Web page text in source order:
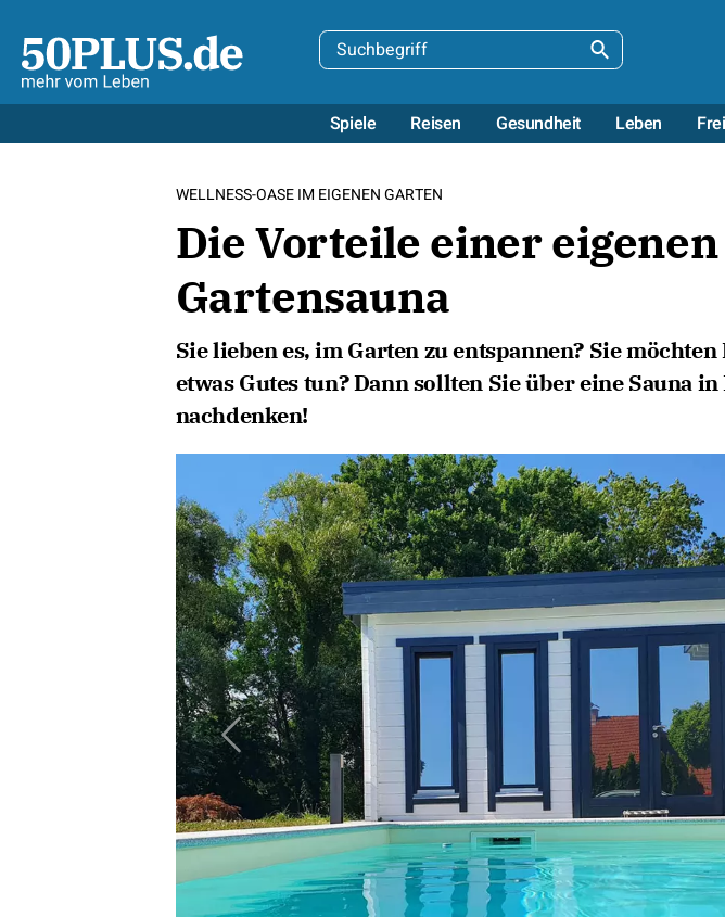
Spiele
Reisen Gesundheit Leben
WELLNESS-OASE IM EIGENEN GARTEN
Die Vorteile einer eigenen
Gartensauna
Sie lieben es, im Garten zu entspannen? Sie
etwas Gutes tun? Dann sollten Sie über eine Sauna
nachdenken!
Vorheriges Bild